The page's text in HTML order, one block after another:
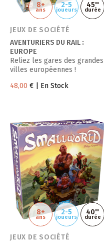
8+
ans
2-5
joueurs
45''
durée
JEUX DE SOCIÉTÉ
AVENTURIERS DU RAIL :
EUROPE
Reliez les gares des grandes
villes européennes !
48,00 € | En Stock
8+
ans
2-5
joueurs
40''
durée
JEUX DE SOCIÉTÉ